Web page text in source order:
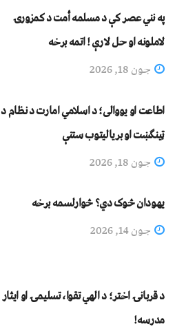
په نني عصر کې د مسلمه أمت د کمزورۍ
لاملونه او حل لارې ! اتمه برخه
جون 18, 2026
اطاعت او یووالی؛ د اسلامي امارت د نظام د
ټینګښت او بریالیتوب ستنې
جون 18, 2026
یهودان څوک دي؟ څوارلسمه برخه
جون 14, 2026
د قربانۍ اختر؛ د الهي تقوا، تسلیمۍ او ایثار
مدرسه!